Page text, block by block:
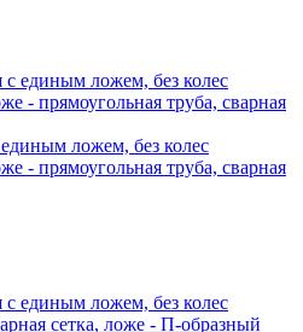
ложем, без колес
- прямоугольная труба, сварная